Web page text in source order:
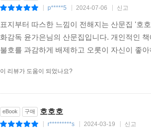
p*****5 2024-07-06 신고
표지부터 따스한 느낌이 전해지는 산문집 '호
화감독 윤가은님의 산문집입니다. 개인적인
불호를 과감하게 배제하고 오롯이 자신이 좋
이 리뷰가 도움이 되었나요?
eBook 구매 호호호
r*********s 2024-03-19 신고